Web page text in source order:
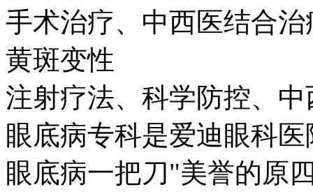
手术治疗、中西医结合治
黄斑变性
注射疗法、科学防控、
眼底病专科是爱迪眼科
眼底病一把刀"美誉的原